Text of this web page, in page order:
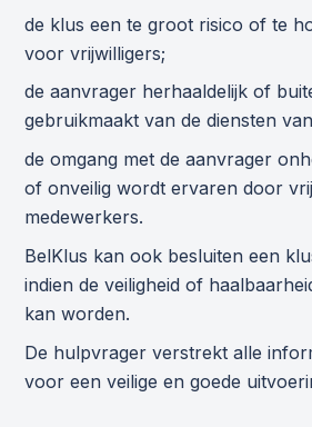
de klus een te groot risico of te
voor vrijwilligers;
de aanvrager herhaaldelijk of
gebruikmaakt van de diensten
de omgang met de aanvrager
of onveilig wordt ervaren door
medewerkers.
BelKlus kan ook besluiten een
indien de veiligheid of
kan worden.
De hulpvrager verstrekt alle
voor een veilige en goede